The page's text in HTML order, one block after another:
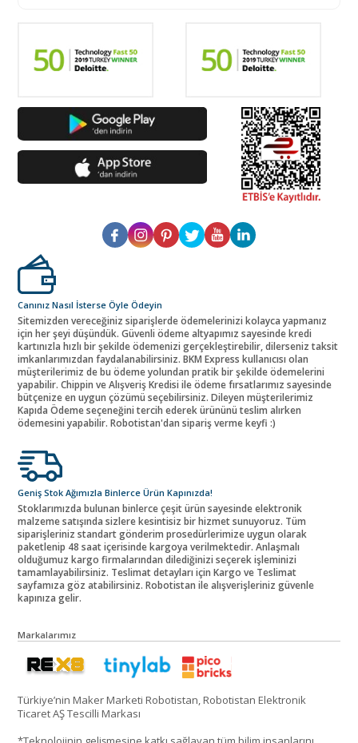
Canınız Nasıl İsterse Öyle Ödeyin
Sitemizden vereceğiniz siparişlerde ödemelerinizi kolayca yapmanız
için her şeyi düşündük. Güvenli ödeme altyapımız sayesinde kredi
kartınızla hızlı bir şekilde ödemenizi gerçekleştirebilir, dilerseniz taksit
imkanlarımızdan faydalanabilirsiniz. BKM Express kullanıcısı olan
müşterilerimiz de bu ödeme yolundan pratik bir şekilde ödemelerini
yapabilir. Chippin ve Alışveriş Kredisi ile ödeme fırsatlarımız sayesinde
bütçenize en uygun çözümü seçebilirsiniz. Dileyen müşterilerimiz
Kapıda Ödeme seçeneğini tercih ederek ürününü teslim alırken
ödemesini yapabilir. Robotistan'dan sipariş verme keyfi :)
Geniş Stok Ağımızla Binlerce Ürün Kapınızda!
Stoklarımızda bulunan binlerce çeşit ürün sayesinde elektronik
malzeme satışında sizlere kesintisiz bir hizmet sunuyoruz. Tüm
siparişleriniz standart gönderim prosedürlerimize uygun olarak
paketlenip 48 saat içerisinde kargoya verilmektedir. Anlaşmalı
olduğumuz kargo firmalarından dilediğinizi seçerek işleminizi
tamamlayabilirsiniz. Teslimat detayları için Kargo ve Teslimat
sayfamıza göz atabilirsiniz. Robotistan ile alışverişleriniz güvenle
kapınıza gelir.
Markalarımız
Türkiye’nin Maker Marketi Robotistan, Robotistan Elektronik
Ticaret AŞ Tescilli Markası